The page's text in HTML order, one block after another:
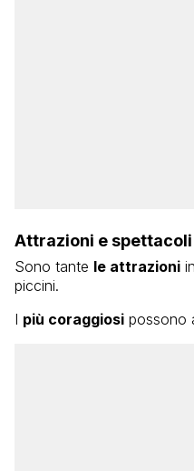
Attrazioni e
Sono tante le attrazioni
piccini.
I più coraggiosi possono